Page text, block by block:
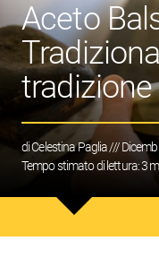
Aceto
tradizione
diCelestina Paglia///
Tempo stimato di lettura:3